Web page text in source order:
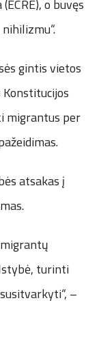
o buvęs
gintis vietos
migrantus per
atsakas į
turinti
–